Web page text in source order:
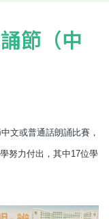
節（中
文或普通話朗誦比賽，
努力付出，其中17位學